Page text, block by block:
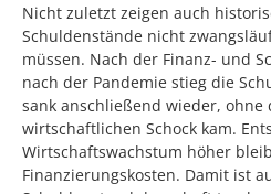
Nicht zuletzt zeigen auch
Schuldenstände nicht
müssen. Nach der Finanz- und
nach der Pandemie stieg die
sank anschließend wieder, ohne
wirtschaftlichen Schock kam.
Wirtschaftswachstum höher
Finanzierungskosten. Damit ist